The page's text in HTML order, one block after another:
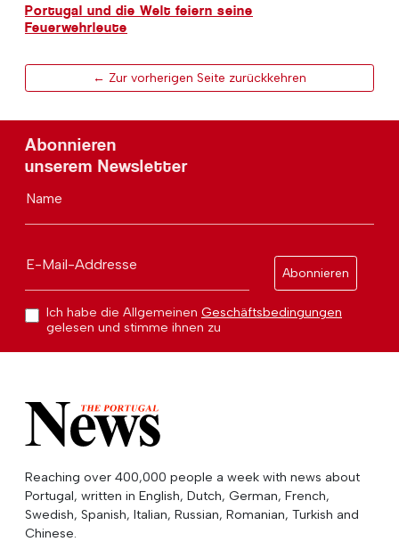
Portugal und die Welt feiern seine
Feuerwehrleute
← Zur vorherigen Seite zurückkehren
Abonnieren
unserem Newsletter
Name
E-Mail-Addresse
Abonnieren
Ich habe die Allgemeinen Geschäftsbedingungen
gelesen und stimme ihnen zu
Reaching over 400,000 people a week with news about
Portugal, written in English, Dutch, German, French,
Swedish, Spanish, Italian, Russian, Romanian, Turkish and
Chinese.